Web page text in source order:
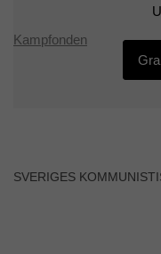
Kampfonden
SVERIGES